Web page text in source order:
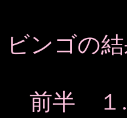
ビンゴの
前半 １